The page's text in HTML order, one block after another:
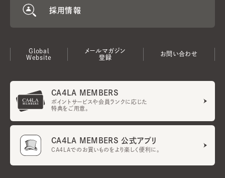
採用情報
Global
Website
メールマガジン
登録
お問い合わせ
CA4LA MEMBERS
ポイントサービスや会員ランクに応じた
特典をご用意。
CA4LA MEMBERS 公式アプリ
CA4LAでのお買いものをより楽しく便利に。